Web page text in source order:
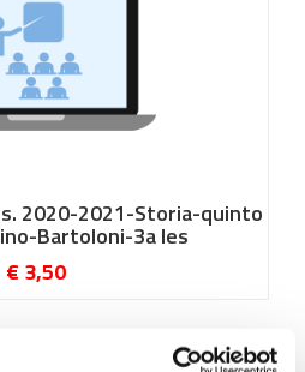
2020-2021-Storia-quinto
Bartoloni-3a les
€ 3,50